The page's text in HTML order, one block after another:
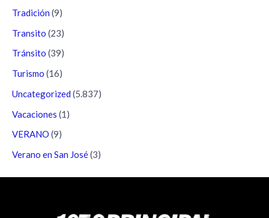
Tradición (9)
Transito (23)
Tránsito (39)
Turismo (16)
Uncategorized (5.837)
Vacaciones (1)
VERANO (9)
Verano en San José(3)